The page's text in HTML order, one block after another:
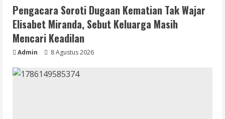
Pengacara Soroti Dugaan Kematian Tak Wajar
Elisabet Miranda, Sebut Keluarga Masih
Mencari Keadilan
Admin 8 Agustus 2026